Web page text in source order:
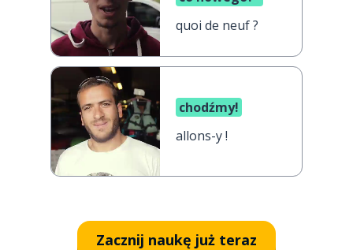
quoi de neuf ?
chodźmy!
allons-y !
Zacznij naukę już teraz